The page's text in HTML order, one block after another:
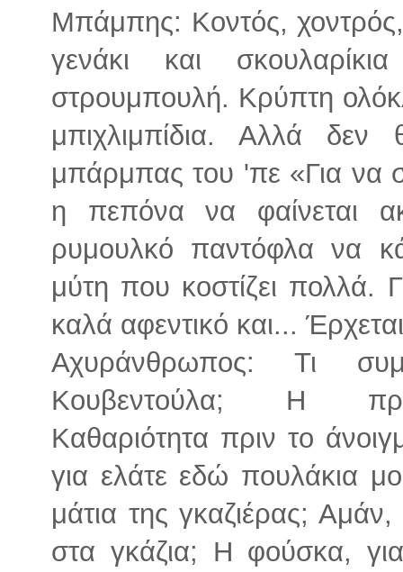
Μπάμπης: Κοντός,
γενάκι και
στρουμπουλή. Κρύπτη
μπιχλιμπίδια. Αλλά
μπάρμπας του 'πε «Για να
η πεπόνα να φαίνεται
ρυμουλκό παντόφλα να
μύτη που κοστίζει πολλά.
καλά αφεντικό και...
Αχυράνθρωπος: Τι
Κουβεντούλα; Η
Καθαριότητα πριν το
για ελάτε εδώ πουλάκια
μάτια της γκαζιέρας;
στα γκάζια; Η φούσκα,